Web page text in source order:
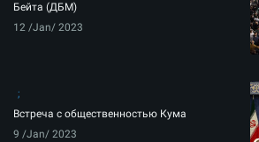
Бейта (ДБМ)
12 /Jan/ 2023
Встреча с общественностью Кума
9 /Jan/ 2023